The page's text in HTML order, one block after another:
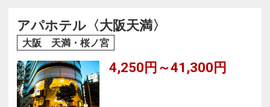
アパホテル〈大阪天満〉
大阪 天満・桜ノ宮
4,250円～41,300円